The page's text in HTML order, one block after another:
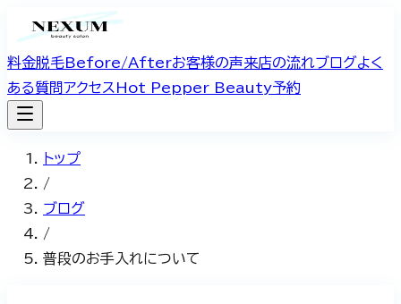
料金脱毛Before/Afterお客様の声来店の流れブログよく
ある質問アクセス Hot Pepper Beauty予約
トップ
/
ブログ
/
普段のお手入れについて